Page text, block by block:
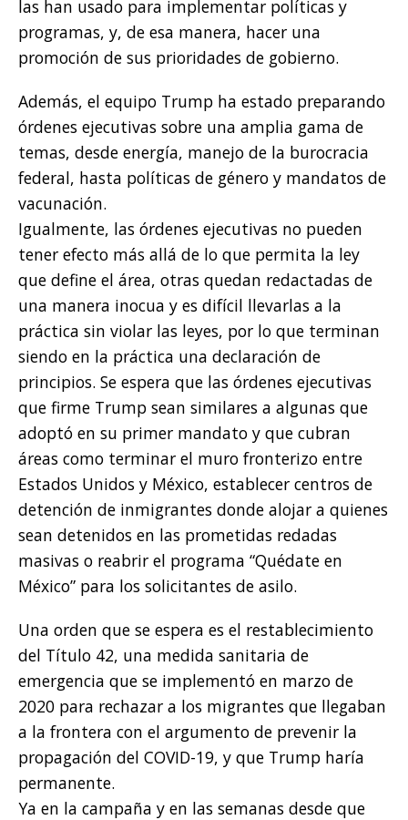
las han usado para implementar políticas y
programas, y, de esa manera, hacer una
promoción de sus prioridades de gobierno.
Además, el equipo Trump ha estado preparando
órdenes ejecutivas sobre una amplia gama de
temas, desde energía, manejo de la burocracia
federal, hasta políticas de género y mandatos de
vacunación.
Igualmente, las órdenes ejecutivas no pueden
tener efecto más allá de lo que permita la ley
que define el área, otras quedan redactadas de
una manera inocua y es difícil llevarlas a la
práctica sin violar las leyes, por lo que terminan
siendo en la práctica una declaración de
principios. Se espera que las órdenes ejecutivas
que firme Trump sean similares a algunas que
adoptó en su primer mandato y que cubran
áreas como terminar el muro fronterizo entre
Estados Unidos y México, establecer centros de
detención de inmigrantes donde alojar a quienes
sean detenidos en las prometidas redadas
masivas o reabrir el programa “Quédate en
México” para los solicitantes de asilo.
Una orden que se espera es el restablecimiento
del Título 42, una medida sanitaria de
emergencia que se implementó en marzo de
2020 para rechazar a los migrantes que llegaban
a la frontera con el argumento de prevenir la
propagación del COVID-19, y que Trump haría
permanente.
Ya en la campaña y en las semanas desde que